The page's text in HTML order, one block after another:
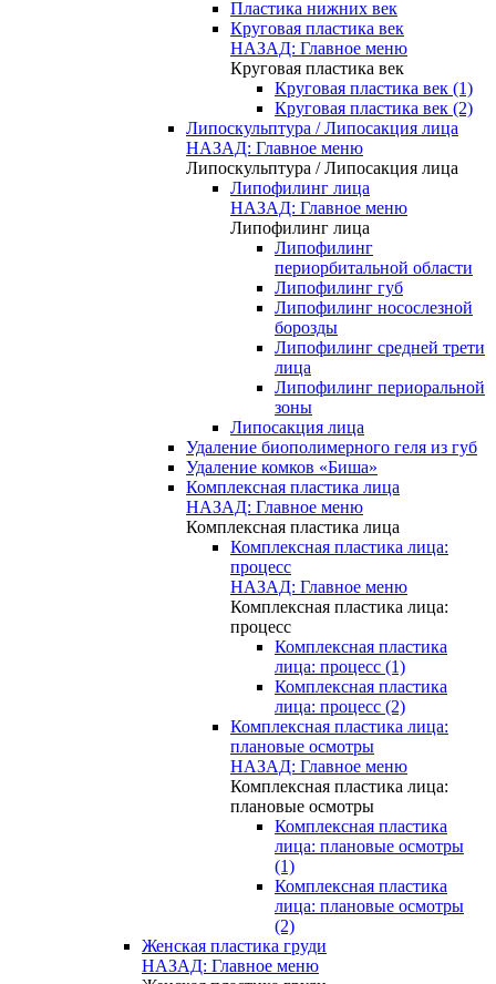
Пластика нижних век
Круговая пластика век
НАЗАД: Главное меню
Круговая пластика век
Круговая пластика век (1)
Круговая пластика век (2)
Липоскульптура / Липосакция лица
НАЗАД: Главное меню
Липоскульптура / Липосакция лица
Липофилинг лица
НАЗАД: Главное меню
Липофилинг лица
Липофилинг
периорбитальной области
Липофилинг губ
Липофилинг носослезной
борозды
Липофилинг средней трети
лица
Липофилинг периоральной
зоны
Липосакция лица
Удаление биополимерного геля из губ
Удаление комков «Биша»
Комплексная пластика лица
НАЗАД: Главное меню
Комплексная пластика лица
Комплексная пластика лица:
процесс
НАЗАД: Главное меню
Комплексная пластика лица:
процесс
Комплексная пластика
лица: процесс (1)
Комплексная пластика
лица: процесс (2)
Комплексная пластика лица:
плановые осмотры
НАЗАД: Главное меню
Комплексная пластика лица:
плановые осмотры
Комплексная пластика
лица: плановые осмотры
(1)
Комплексная пластика
лица: плановые осмотры
(2)
Женская пластика груди
НАЗАД: Главное меню